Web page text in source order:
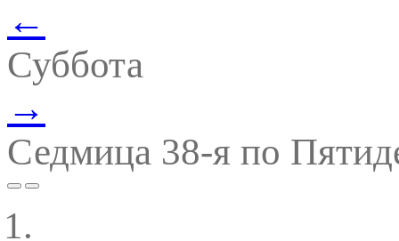
←
Суббота
→
Седмица 38-я по